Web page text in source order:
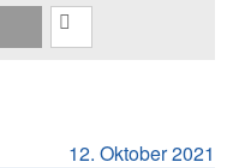
12. Oktober 2021